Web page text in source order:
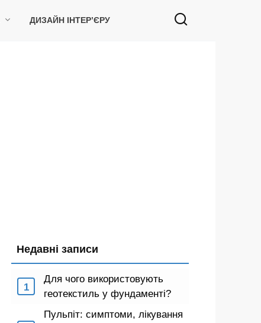
ДИЗАЙН ІНТЕР’ЄРУ
Недавні записи
Для чого використовують
геотекстиль у фундаменті?
Пульпіт: симптоми, лікування